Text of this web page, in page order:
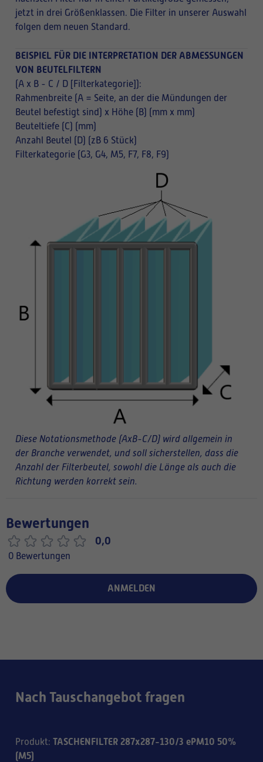
jetzt in drei Größenklassen. Die Filter in unserer Auswahl
folgen dem neuen Standard.
BEISPIEL FÜR DIE INTERPRETATION DER ABMESSUNGEN
VON BEUTELFILTERN
(A x B - C / D [Filterkategorie]):
Rahmenbreite (A = Seite, an der die Mündungen der
Beutel befestigt sind) x Höhe (B) (mm x mm)
Beuteltiefe (C) (mm)
Anzahl Beutel (D) (zB 6 Stück)
Filterkategorie (G3, G4, M5, F7, F8, F9)
Diese Notationsmethode (AxB-C/D) wird allgemein in
der Branche verwendet, und soll sicherstellen, dass die
Anzahl der Filterbeutel, sowohl die Länge als auch die
Richtung werden korrekt sein.
Bewertungen
0,0
0 Bewertungen
ANMELDEN
Nach Tauschangebot fragen
Produkt: TASCHENFILTER 287x287-130/3 ePM10 50%
(M5)